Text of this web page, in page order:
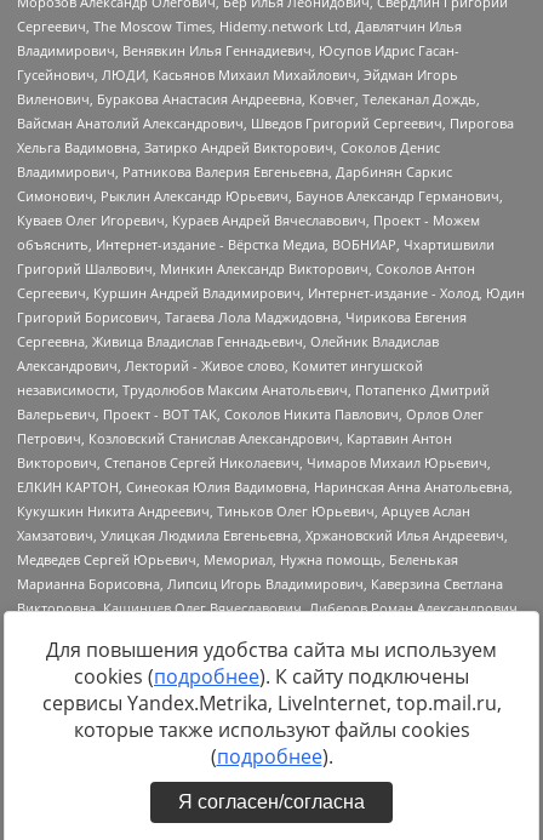
Источник:https://minjust.gov.ru/uploaded/files/reestr-
inostrannyih-agentov-22-03-2024.pdfданные на22.03.2024
Для повышения удобства сайта мы используем
cookies (подробнее). К сайту подключены
сервисы Yandex.Metrika, LiveInternet, top.mail.ru,
которые также используют файлы cookies
(подробнее).
Я согласен/согласна